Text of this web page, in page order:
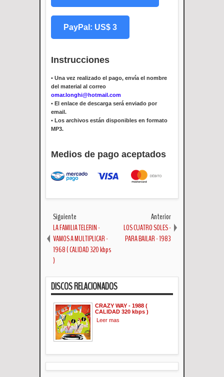
PayPal: US$ 3
Instrucciones
• Una vez realizado el pago, envía el nombre
del material al correo
omar.longhi@hotmail.com
• El enlace de descarga será enviado por
email.
• Los archivos están disponibles en formato
MP3.
Medios de pago aceptados
Siguiente
LA FAMILIA TELERIN -
VAMOS A MULTIPLICAR -
1968 ( CALIDAD 320 kbps
)
Anterior
LOS CUATRO SOLES -
PARA BAILAR - 1983
DISCOS RELACIONADOS
CRAZY WAY - 1988 (
CALIDAD 320 kbps )
Leer mas